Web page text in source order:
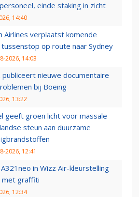
einde staking in zicht
14:40
Airlines verplaatst komende
op route naar Sydney
2026, 14:03
nieuwe documentaire
bij Boeing
13:22
geeft groen licht voor massale
steun aan duurzame
2026, 12:41
in Wizz Air-kleurstelling
met graffiti
12:34